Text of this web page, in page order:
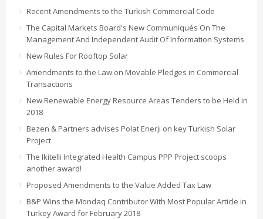
Recent Amendments to the Turkish Commercial Code
The Capital Markets Board's New Communiqués On The
Management And Independent Audit Of Information Systems
New Rules For Rooftop Solar
Amendments to the Law on Movable Pledges in Commercial
Transactions
New Renewable Energy Resource Areas Tenders to be Held in
2018
Bezen & Partners advises Polat Enerji on key Turkish Solar
Project
The Ikitelli Integrated Health Campus PPP Project scoops
another award!
Proposed Amendments to the Value Added Tax Law
B&P Wins the Mondaq Contributor With Most Popular Article in
Turkey Award for February 2018